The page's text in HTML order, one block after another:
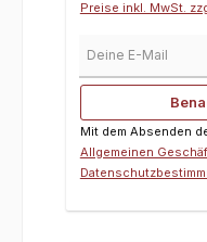
Preise inkl. MwSt.
Mit dem Absenden
Allgemeinen